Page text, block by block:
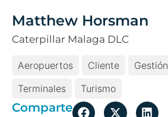
Matthew Horsman
Caterpillar Malaga DLC
Aeropuertos Cliente Gestión
Terminales
Turismo
Comparte